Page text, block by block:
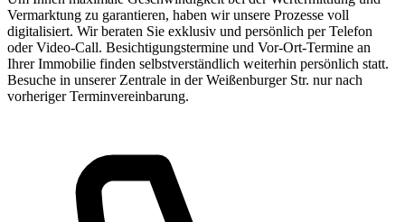
Vermarktung zu garantieren, haben wir unsere Prozesse voll
digitalisiert. Wir beraten Sie exklusiv und persönlich per Telefon
oder Video-Call. Besichtigungstermine und Vor-Ort-Termine an
Ihrer Immobilie finden selbstverständlich weiterhin persönlich statt.
Besuche in unserer Zentrale in der Weißenburger Str. nur nach
vorheriger Terminvereinbarung.